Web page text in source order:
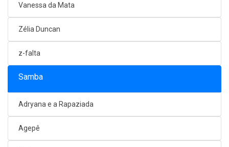
Vanessa da Mata
Zélia Duncan
z-falta
Samba
Adryana e a Rapaziada
Agepê